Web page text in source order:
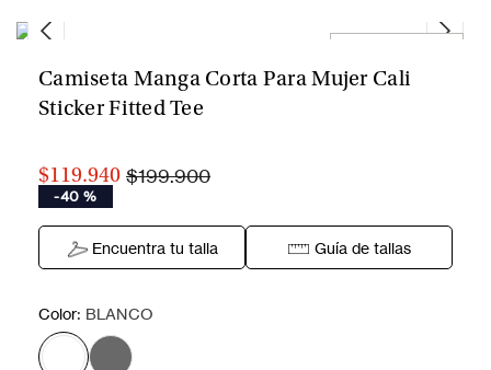
Camiseta Manga Corta Para Mujer Cali
Sticker Fitted Tee
$119.940 $199.900
-40 %
Encuentra tu talla Guía de tallas
Color: BLANCO